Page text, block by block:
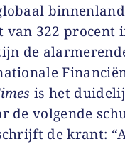
van 322 procent
de
is het
de volgende
de krant: